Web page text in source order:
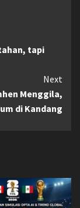
tapi
Next
Menggila,
di Kandang